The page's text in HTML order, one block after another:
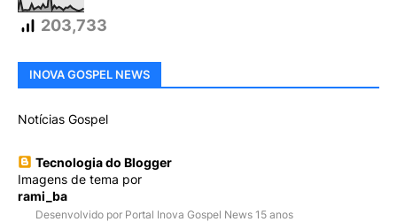
203,733
INOVA GOSPEL NEWS
Notícias Gospel
Tecnologia do Blogger
Imagens de tema por
rami_ba
Desenvolvido por Portal Inova Gospel News 15 anos